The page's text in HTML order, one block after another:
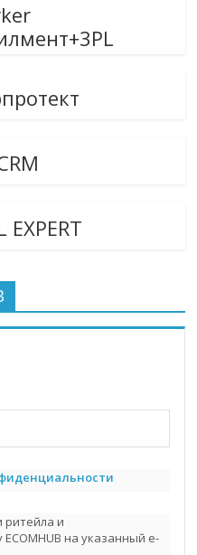
EXPERT
ритейла и
на указанный e-